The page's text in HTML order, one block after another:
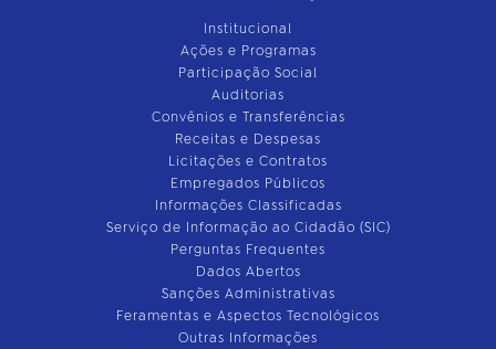
Institucional
Ações e Programas
Participação Social
Auditorias
Convênios e Transferências
Receitas e Despesas
Licitações e Contratos
Empregados Públicos
Informações Classificadas
Serviço de Informação ao Cidadão (SIC)
Perguntas Frequentes
Dados Abertos
Sanções Administrativas
Feramentas e Aspectos Tecnológicos
Outras Informações